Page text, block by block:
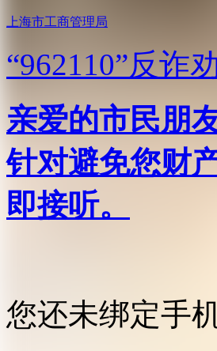
上海市工商管理局
“962110”反诈
亲爱的市民朋
针对避免您财
即接听。
您还未绑定手